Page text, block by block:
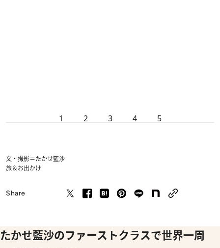
1 2 3 4 5
文・撮影＝たかせ藍沙
旅＆お出かけ
Share
たかせ藍沙のファーストクラスで世界一周